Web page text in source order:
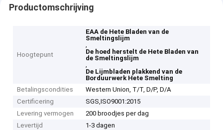
Productomschrijving
Hoogtepunt
EAA de Hete Bladen van de
Smeltingslijm
,
De hoed herstelt de Hete Bladen van
de Smeltingslijm
,
De Lijmbladen plakkend van de
Borduurwerk Hete Smelting
Betalingscondities
Western Union, T/T, D/P, D/A
Certificering
SGS,ISO9001:2015
Levering vermogen
200 broodjes per dag
Levertijd
1-3 dagen